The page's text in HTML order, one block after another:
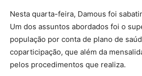
Nesta quarta-feira, Damous foi
Um dos assuntos abordados foi o
população por conta de plano de
coparticipação, que além da
pelos procedimentos que realiza.